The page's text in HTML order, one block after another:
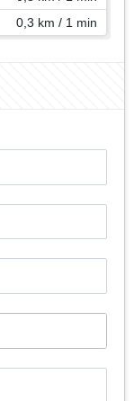
0,3 km / 1 min